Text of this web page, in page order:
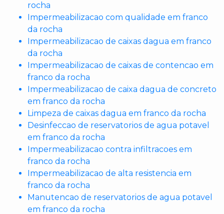
rocha
Impermeabilizacao com qualidade em franco
da rocha
Impermeabilizacao de caixas dagua em franco
da rocha
Impermeabilizacao de caixas de contencao em
franco da rocha
Impermeabilizacao de caixa dagua de concreto
em franco da rocha
Limpeza de caixas dagua em franco da rocha
Desinfeccao de reservatorios de agua potavel
em franco da rocha
Impermeabilizacao contra infiltracoes em
franco da rocha
Impermeabilizacao de alta resistencia em
franco da rocha
Manutencao de reservatorios de agua potavel
em franco da rocha